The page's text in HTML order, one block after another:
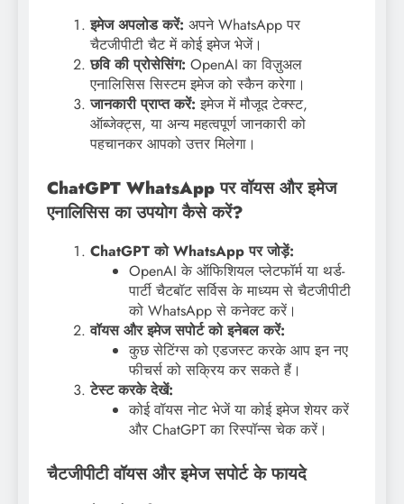
इमेज अपलोड करें: अपने WhatsApp पर
चैटजीपीटी चैट में कोई इमेज भेजें।
छवि की प्रोसेसिंग: OpenAI का विज़ुअल
एनालिसिस सिस्टम इमेज को स्कैन करेगा।
जानकारी प्राप्त करें: इमेज में मौजूद टेक्स्ट,
ऑब्जेक्ट्स, या अन्य महत्वपूर्ण जानकारी को
पहचानकर आपको उत्तर मिलेगा।
ChatGPT WhatsApp पर वॉयस और इमेज
एनालिसिस का उपयोग कैसे करें?
ChatGPT को WhatsApp पर जोड़ें:
OpenAI के ऑफिशियल प्लेटफॉर्म या थर्ड-
पार्टी चैटबॉट सर्विस के माध्यम से चैटजीपीटी
को WhatsApp से कनेक्ट करें।
वॉयस और इमेज सपोर्ट को इनेबल करें:
कुछ सेटिंग्स को एडजस्ट करके आप इन नए
फीचर्स को सक्रिय कर सकते हैं।
टेस्ट करके देखें:
कोई वॉयस नोट भेजें या कोई इमेज शेयर करें
और ChatGPT का रिस्पॉन्स चेक करें।
चैटजीपीटी वॉयस और इमेज सपोर्ट के फायदे